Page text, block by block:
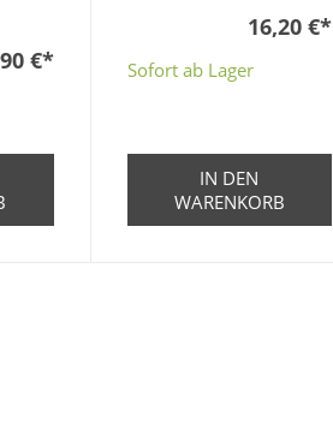
€*
16,20 €*
Sofort ab Lager
IN DEN
WARENKORB